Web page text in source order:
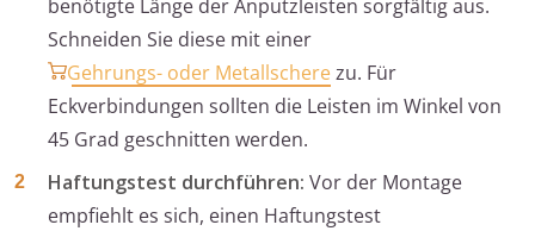
benötigte Länge der Anputzleisten sorgfältig aus.
Schneiden Sie diese mit einer
Gehrungs- oder Metallscherezu. Für
Eckverbindungen sollten die Leisten im Winkel von
45 Grad geschnitten werden.
Haftungstest durchführen: Vor der Montage
empfiehlt es sich, einen Haftungstest